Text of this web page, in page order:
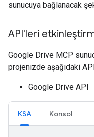
sunucuya bağlanacak
API'leri
Google Drive MCP
projenizde aşağıdaki
Google Drive API
KSA Konsol